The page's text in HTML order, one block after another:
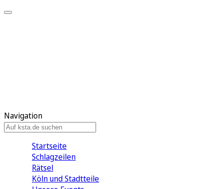
Navigation
Startseite
Schlagzeilen
Rätsel
Köln und Stadtteile